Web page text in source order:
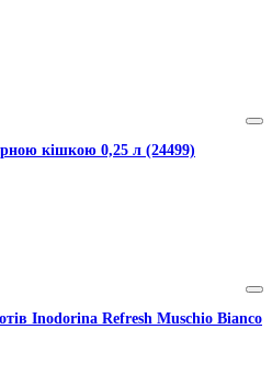
кішкою 0,25 л (24499)
Inodorina Refresh Muschio Bianco